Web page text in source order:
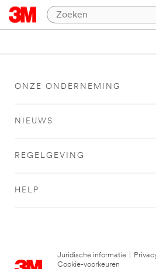
ONZE ONDERNEMING
NIEUWS
REGELGEVING
HELP
Juridische informatie
Cookie-voorkeuren